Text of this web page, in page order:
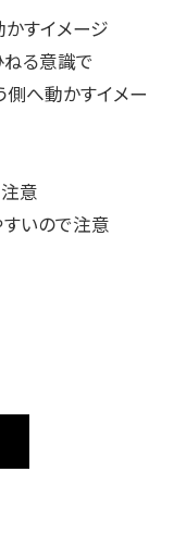
かすイメージ
ねる意識で
側へ動かすイメー
意
すいので注意